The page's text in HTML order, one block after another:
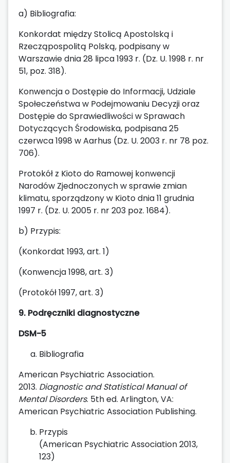
a) Bibliografia:
Konkordat między Stolicą Apostolską i
Rzecząpospolitą Polską, podpisany w
Warszawie dnia 28 lipca 1993 r. (Dz. U. 1998 r. nr
51, poz. 318).
Konwencja o Dostępie do Informacji, Udziale
Społeczeństwa w Podejmowaniu Decyzji oraz
Dostępie do Sprawiedliwości w Sprawach
Dotyczących Środowiska, podpisana 25
czerwca 1998 w Aarhus (Dz. U. 2003 r. nr 78 poz.
706).
Protokół z Kioto do Ramowej konwencji
Narodów Zjednoczonych w sprawie zmian
klimatu, sporządzony w Kioto dnia 11 grudnia
1997 r. (Dz. U. 2005 r. nr 203 poz. 1684).
b) Przypis:
(Konkordat 1993, art. 1)
(Konwencja 1998, art. 3)
(Protokół 1997, art. 3)
9. Podręczniki diagnostyczne
DSM-5
Bibliografia
American Psychiatric Association.
2013. Diagnostic and Statistical Manual of
Mental Disorders. 5th ed. Arlington, VA:
American Psychiatric Association Publishing.
Przypis
(American Psychiatric Association 2013,
123)